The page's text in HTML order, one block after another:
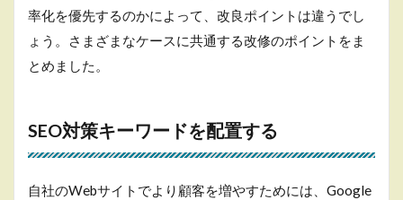
2.3
ファ
トビ
更す
る
ラン
率化を優先するのかによって、改良ポイントは違うでし
ょう。さまざまなケースに共通する改修のポイントをま
とめました。
SEO対策キーワードを配置する
自社のWebサイトでより顧客を増やすためには、Google